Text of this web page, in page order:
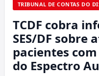
TRIBUNAL DE CONTAS DO
TCDF cobra
SES/DF sobre
pacientes
do Espectro